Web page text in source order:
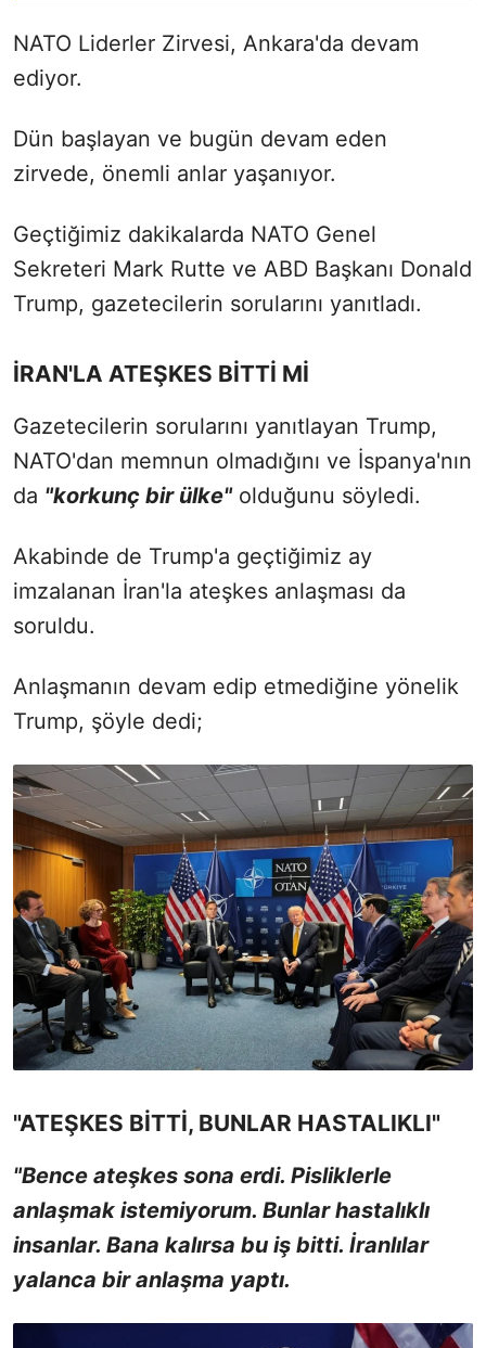
NATO Liderler Zirvesi, Ankara'da devam
ediyor.
Dün başlayan ve bugün devam eden
zirvede, önemli anlar yaşanıyor.
Geçtiğimiz dakikalarda NATO Genel
Sekreteri Mark Rutte ve ABD Başkanı Donald
Trump, gazetecilerin sorularını yanıtladı.
İRAN'LA ATEŞKES BİTTİ Mİ
Gazetecilerin sorularını yanıtlayan Trump,
NATO'dan memnun olmadığını ve İspanya'nın
da "korkunç bir ülke"olduğunu söyledi.
Akabinde de Trump'a geçtiğimiz ay
imzalanan İran'la ateşkes anlaşması da
soruldu.
Anlaşmanın devam edip etmediğine yönelik
Trump, şöyle dedi;
"ATEŞKES BİTTİ, BUNLAR HASTALIKLI"
"Bence ateşkes sona erdi. Pisliklerle
anlaşmak istemiyorum. Bunlar hastalıklı
insanlar. Bana kalırsa bu iş bitti. İranlılar
yalanca bir anlaşma yaptı.